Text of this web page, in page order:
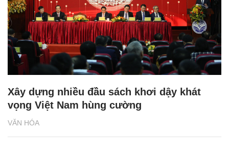
VĂN HÓA
Xây dựng nhiều đầu sách khơi dậy khát
vọng Việt Nam hùng cường